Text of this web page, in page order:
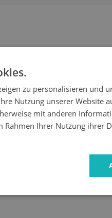
zu personalisieren und
Nutzung unserer Website
mit anderen
Ihrer Nutzung ihrer